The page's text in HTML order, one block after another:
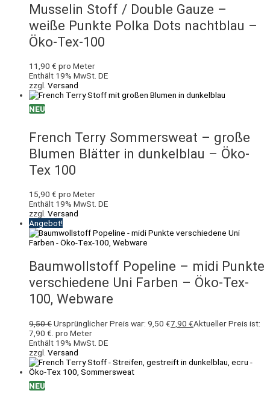
Musselin Stoff / Double Gauze –
weiße Punkte Polka Dots nachtblau –
Öko-Tex-100
11,90 € pro Meter
Enthält 19% MwSt. DE
zzgl. Versand
NEU
French Terry Sommersweat – große
Blumen Blätter in dunkelblau – Öko-
Tex 100
15,90 € pro Meter
Enthält 19% MwSt. DE
zzgl. Versand
Angebot!
Baumwollstoff Popeline – midi Punkte
verschiedene Uni Farben – Öko-Tex-
100, Webware
9,50€Ursprünglicher Preis war: 9,50 €7,90 €Aktueller Preis ist:
7,90 €. pro Meter
Enthält 19% MwSt. DE
zzgl. Versand
NEU